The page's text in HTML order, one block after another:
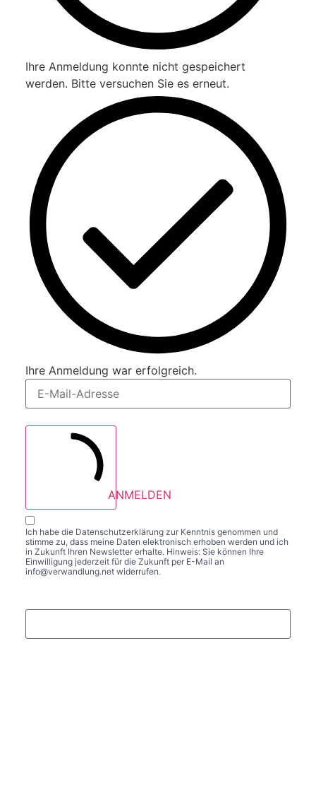
Ihre Anmeldung konnte nicht gespeichert
werden. Bitte versuchen Sie es erneut.
Ihre Anmeldung war erfolgreich.
ANMELDEN
Ich habe die Datenschutzerklärungzur Kenntnis genommen und
stimme zu, dass meine Daten elektronisch erhoben werden und ich
in Zukunft Ihren Newsletter erhalte. Hinweis: Sie können Ihre
Einwilligung jederzeit für die Zukunft per E-Mail an
info@verwandlung.net widerrufen.